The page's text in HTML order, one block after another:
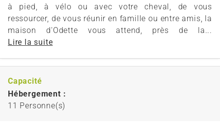
à pied, à vélo ou avec votre cheval, de vous
ressourcer, de vous réunir en famille ou entre amis, la
maison d'Odette vous attend, près de la...
Lire la suite
Capacité
Hébergement :
11 Personne(s)